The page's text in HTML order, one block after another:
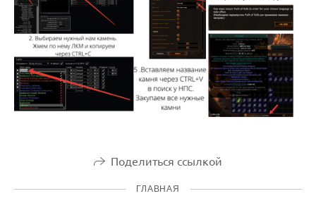
Поделиться ссылкой
ГЛАВНАЯ